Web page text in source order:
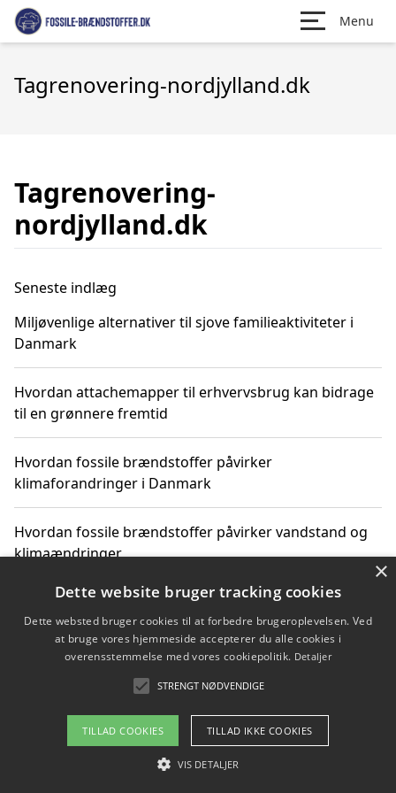
Menu
Tagrenovering-nordjylland.dk
Tagrenovering-
nordjylland.dk
Seneste indlæg
Miljøvenlige alternativer til sjove familieaktiviteter i
Danmark
Hvordan attachemapper til erhvervsbrug kan bidrage
til en grønnere fremtid
Hvordan fossile brændstoffer påvirker
klimaforandringer i Danmark
Hvordan fossile brændstoffer påvirker vandstand og
klimaændringer
Hvordan citater om fossile brændstoffer kan ændre
vores perspektiv
Om / kontakt
Blog Betingelser
×
Dette website bruger tracking cookies
Dette websted bruger cookies til at forbedre brugeroplevelsen. Ved
at bruge vores hjemmeside accepterer du alle cookies i
overensstemmelse med vores cookiepolitik. Detaljer
STRENGT NØDVENDIGE
TILLAD COOKIES TILLAD IKKE COOKIES
VIS DETALJER